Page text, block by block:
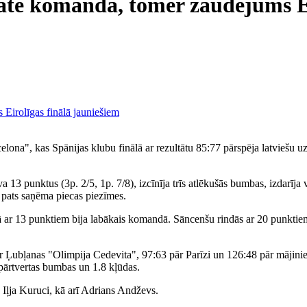
komandā, tomēr zaudējums
kas Spānijas klubu finālā ar rezultātu 85:77 pārspēja latviešu
13 punktus (3p. 2/5, 1p. 7/8), izcīnīja trīs atlēkušās bumbas, izdarīja
saņēma piecas piezīmes.
13 punktiem bija labākais komandā. Sāncenšu rindās ar 20
"Olimpija Cedevita", 97:63 pār Parīzi un 126:48 pār
bumbas un 1.8 kļūdas.
Kuruci, kā arī Adrians Andževs.